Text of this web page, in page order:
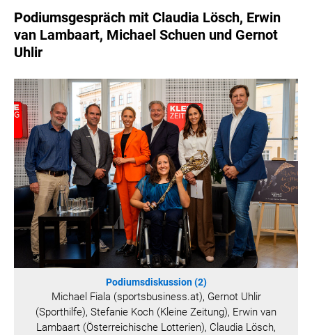
ÖSTERREICHISCHE SPORTHILFE
KESCH
BARFLY'S CLUB
CULINARIUS
RECYCLEMICH-INITIATIVE
VIER HOCH VIER
ALFIES
HANNERSBERG
WILHELM-EXNER-MEDAILLEN STIFTUNG
ADMIRAL SPORTWETTEN
EWP RECYCLING PFAND ÖSTERREICH
ANNEMARIE CHARITY
TRÄGERVEREIN EINWEGPFAND
SPECIAL OLYMPICS ÖSTERREICH
Podiumsgespräch mit Claudia Lösch, Erwin
van Lambaart, Michael Schuen und Gernot
Uhlir
Podiumsdiskussion (2)
Michael Fiala (sportsbusiness.at), Gernot Uhlir
(Sporthilfe), Stefanie Koch (Kleine Zeitung), Erwin van
Lambaart (Österreichische Lotterien), Claudia Lösch,